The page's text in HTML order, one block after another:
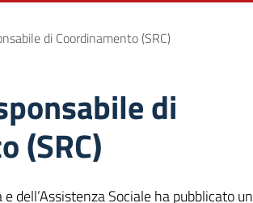
di Coordinamento (SRC)
di
(SRC)
e dell’Assistenza Sociale ha pubblicato un